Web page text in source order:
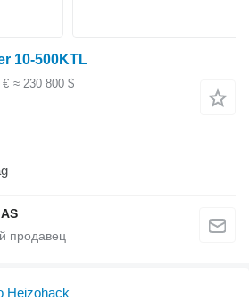
10-500KTL
€ ≈ 230 800 $
Heizohack